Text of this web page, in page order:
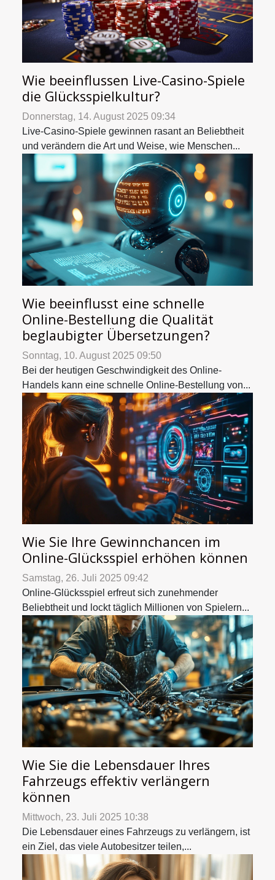
Wie beeinflussen Live-Casino-Spiele
die Glücksspielkultur?
Donnerstag, 14. August 2025 09:34
Live-Casino-Spiele gewinnen rasant an Beliebtheit
und verändern die Art und Weise, wie Menschen...
Wie beeinflusst eine schnelle
Online-Bestellung die Qualität
beglaubigter Übersetzungen?
Sonntag, 10. August 2025 09:50
Bei der heutigen Geschwindigkeit des Online-
Handels kann eine schnelle Online-Bestellung von...
Wie Sie Ihre Gewinnchancen im
Online-Glücksspiel erhöhen können
Samstag, 26. Juli 2025 09:42
Online-Glücksspiel erfreut sich zunehmender
Beliebtheit und lockt täglich Millionen von Spielern...
Wie Sie die Lebensdauer Ihres
Fahrzeugs effektiv verlängern
können
Mittwoch, 23. Juli 2025 10:38
Die Lebensdauer eines Fahrzeugs zu verlängern, ist
ein Ziel, das viele Autobesitzer teilen,...